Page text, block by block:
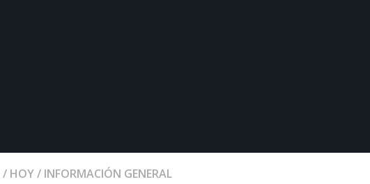
/ HOY/ INFORMACIÓN GENERAL